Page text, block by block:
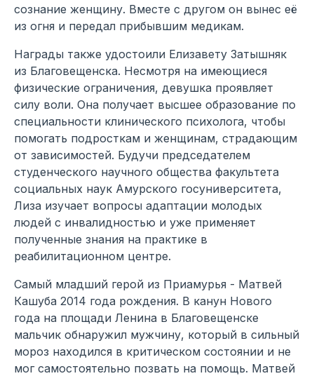
сознание женщину. Вместе с другом он вынес её
из огня и передал прибывшим медикам.
Награды также удостоили Елизавету Затышняк
из Благовещенска. Несмотря на имеющиеся
физические ограничения, девушка проявляет
силу воли. Она получает высшее образование по
специальности клинического психолога, чтобы
помогать подросткам и женщинам, страдающим
от зависимостей. Будучи председателем
студенческого научного общества факультета
социальных наук Амурского госуниверситета,
Лиза изучает вопросы адаптации молодых
людей с инвалидностью и уже применяет
полученные знания на практике в
реабилитационном центре.
Самый младший герой из Приамурья - Матвей
Кашуба 2014 года рождения. В канун Нового
года на площади Ленина в Благовещенске
мальчик обнаружил мужчину, который в сильный
мороз находился в критическом состоянии и не
мог самостоятельно позвать на помощь. Матвей